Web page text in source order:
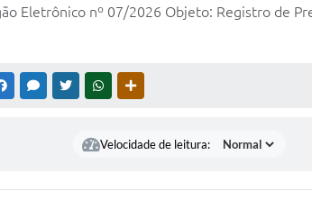
Eletrônico nº 07/2026 Objeto: Registro de
FACEBOOKMESSENGER
TWITTERWHATSAPP
Velocidade de leitura: